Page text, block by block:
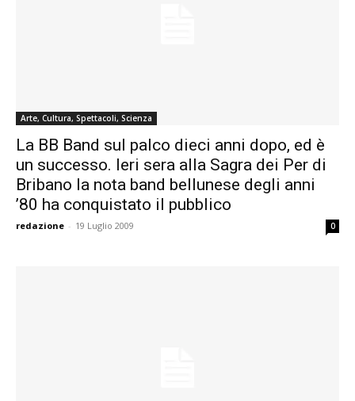
Arte, Cultura, Spettacoli, Scienza
La BB Band sul palco dieci anni dopo, ed è
un successo. Ieri sera alla Sagra dei Per di
Bribano la nota band bellunese degli anni
’80 ha conquistato il pubblico
redazione - 19 Luglio 2009 0